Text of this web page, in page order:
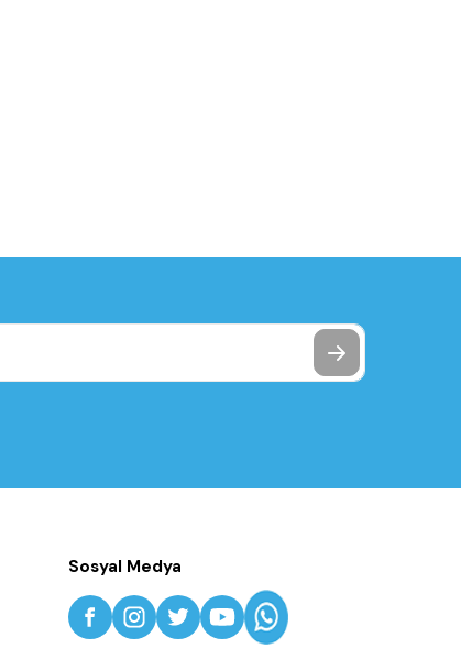
Sosyal Medya